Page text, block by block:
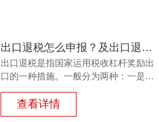
出口退税怎么申报？及出口退税怎么进行填写增值税申报表?
出口退税是指国家运用税收杠杆奖励出
口的一种措施。一般分为两种：一是退
或半成品，加工制成产品出口时，退还
其已纳的进口税。
查看详情